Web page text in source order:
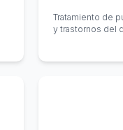
Tratamiento de
y trastornos del